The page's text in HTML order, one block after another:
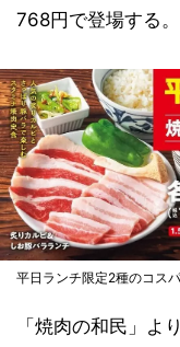
768円で登場する。
平日ランチ限定2種のコス
「焼肉の和民」よ